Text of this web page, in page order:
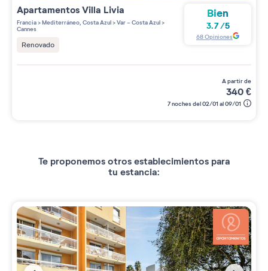
ApartamentosVilla Livia
Francia>Mediterráneo, Costa Azul>Var - Costa Azul>
Cannes
Renovado
Bien
3.7/5
68Opiniones
a partir de
340€
7 noches del 02/01 al 09/01
Te proponemos otros establecimientos para
tu estancia: